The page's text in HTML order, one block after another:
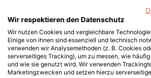
Wir respektieren den Datenschutz
Wir nutzen Cookies und vergleichbare
Einige von ihnen sind essenziell und technisch
verwenden wir Analysemethoden (z. B. Cookies
serverseitiges Tracking), um zu messen, wie
und wie sie genutzt wird. Wir verwenden
Marketingzwecken und setzen hierzu